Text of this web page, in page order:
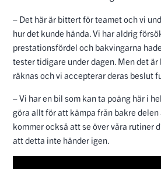
– Det här är bittert för teamet och vi
hur det kunde hända. Vi har aldrig
prestationsfördel och bakvingarna
tester tidigare under dagen. Men det är
räknas och vi accepterar deras beslut
– Vi har en bil som kan ta poäng här i
göra allt för att kämpa från bakre delen
kommer också att se över våra rutiner
att detta inte händer igen.